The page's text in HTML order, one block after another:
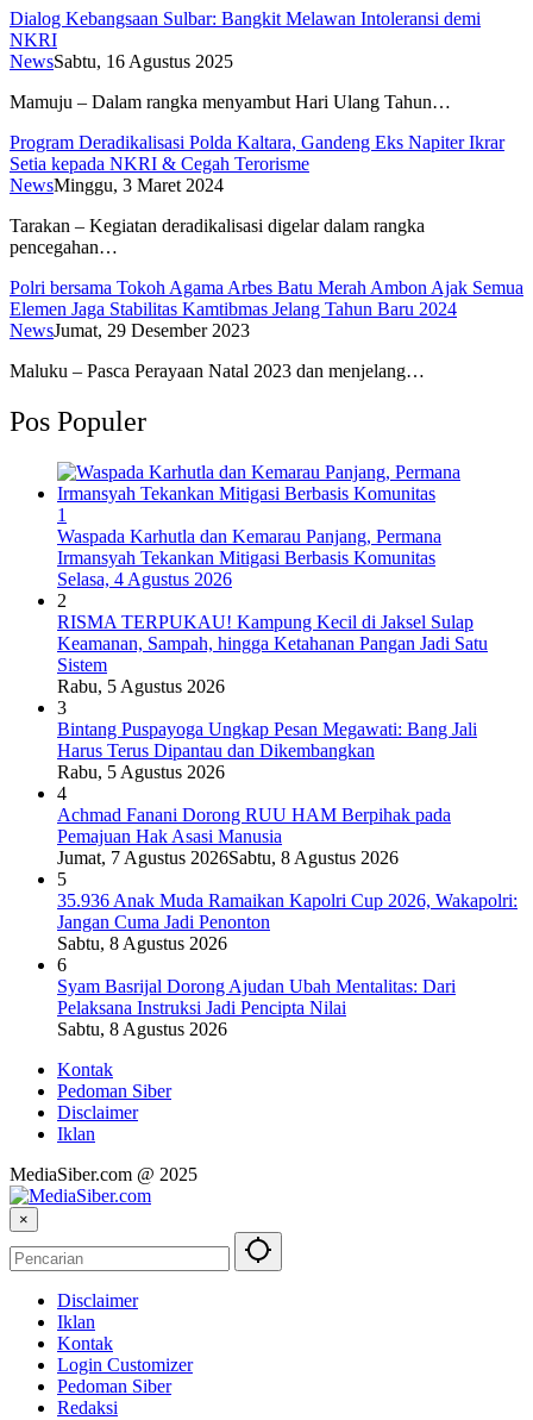
Dialog Kebangsaan Sulbar: Bangkit Melawan Intoleransi demi
NKRI
NewsSabtu, 16 Agustus 2025
Mamuju – Dalam rangka menyambut Hari Ulang Tahun…
Program Deradikalisasi Polda Kaltara, Gandeng Eks Napiter Ikrar
Setia kepada NKRI & Cegah Terorisme
NewsMinggu, 3 Maret 2024
Tarakan – Kegiatan deradikalisasi digelar dalam rangka
pencegahan…
Polri bersama Tokoh Agama Arbes Batu Merah Ambon Ajak Semua
Elemen Jaga Stabilitas Kamtibmas Jelang Tahun Baru 2024
NewsJumat, 29 Desember 2023
Maluku – Pasca Perayaan Natal 2023 dan menjelang…
Pos Populer
1
Waspada Karhutla dan Kemarau Panjang, Permana
Irmansyah Tekankan Mitigasi Berbasis Komunitas
Selasa, 4 Agustus 2026
2
RISMA TERPUKAU! Kampung Kecil di Jaksel Sulap
Keamanan, Sampah, hingga Ketahanan Pangan Jadi Satu
Sistem
Rabu, 5 Agustus 2026
3
Bintang Puspayoga Ungkap Pesan Megawati: Bang Jali
Harus Terus Dipantau dan Dikembangkan
Rabu, 5 Agustus 2026
4
Achmad Fanani Dorong RUU HAM Berpihak pada
Pemajuan Hak Asasi Manusia
Jumat, 7 Agustus 2026Sabtu, 8 Agustus 2026
5
35.936 Anak Muda Ramaikan Kapolri Cup 2026, Wakapolri:
Jangan Cuma Jadi Penonton
Sabtu, 8 Agustus 2026
6
Syam Basrijal Dorong Ajudan Ubah Mentalitas: Dari
Pelaksana Instruksi Jadi Pencipta Nilai
Sabtu, 8 Agustus 2026
Kontak
Pedoman Siber
Disclaimer
Iklan
MediaSiber.com @ 2025
×
Disclaimer
Iklan
Kontak
Login Customizer
Pedoman Siber
Redaksi